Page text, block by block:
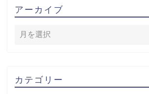
アーカイブ
カテゴリー